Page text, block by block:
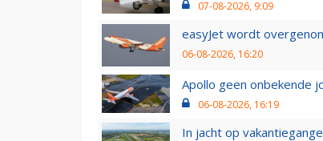
07-08-2026, 9:09
easyJet wordt
06-08-2026, 16:20
Apollo geen onbekende
06-08-2026, 16:19
In jacht op